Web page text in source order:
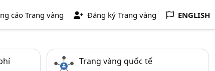
cáo Trang vàng Đăng ký Trang vàng ENGLISH
Trang vàng quốc tế